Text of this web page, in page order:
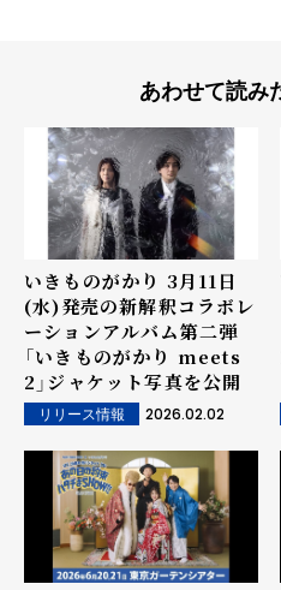
あわせて読み
いきものがかり 3月11日
(水)発売の新解釈コラボレ
ーションアルバム第二弾
「いきものがかり meets
2」ジャケット写真を公開
リリース情報 2026.02.02